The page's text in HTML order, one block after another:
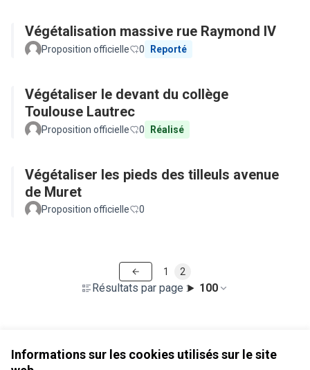
Informations sur les cookies utilisés sur le site
Végétalisation massive rue Raymond IV
Proposition officielle 0 Reporté
Végétaliser le devant du collège
Toulouse Lautrec
Proposition officielle 0 Réalisé
Végétaliser les pieds des tilleuls avenue
de Muret
Proposition officielle 0
Résultats par page : 100
1 2